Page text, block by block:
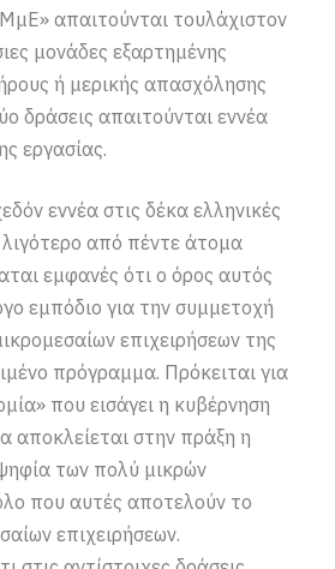
απαιτούνται τουλάχιστον
μονάδες εξαρτημένης
ή μερικής απασχόλησης
δράσεις απαιτούνται εννέα
εργασίας.
εννέα στις δέκα ελληνικές
λιγότερο από πέντε άτομα
εμφανές ότι ο όρος αυτός
εμπόδιο για την συμμετοχή
επιχειρήσεων της
πρόγραμμα. Πρόκειται για
που εισάγει η κυβέρνηση
αποκλείεται στην πράξη η
των πολύ μικρών
που αυτές αποτελούν το
επιχειρήσεων.